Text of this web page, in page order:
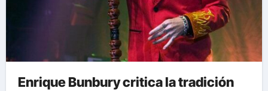
Enrique Bunbury critica la tradición